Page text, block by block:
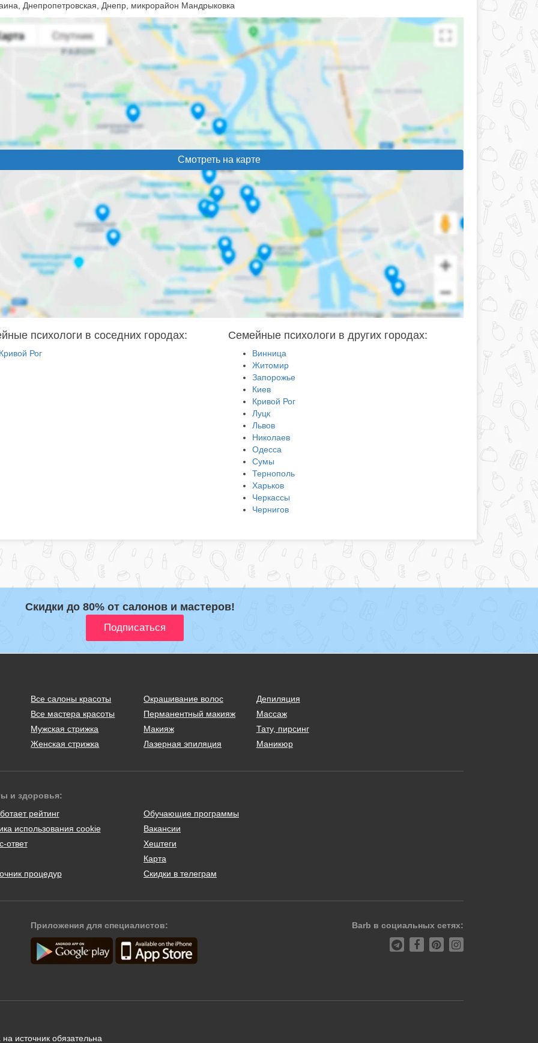
Днепропетровская, Днепр, микрорайон Мандрыковка
Смотреть на карте
психологи в соседних городах:
Рог
Семейные психологи в других городах:
Винница
Житомир
Запорожье
Киев
Кривой Рог
Луцк
Львов
Николаев
Одесса
Сумы
Тернополь
Харьков
Черкассы
Чернигов
Скидки до 80% от салонов и мастеров!
Все салоны красоты
Все мастера красоты
Мужская стрижка
Женская стрижка
Окрашивание волос
Перманентный макияж
Макияж
Лазерная эпиляция
Депиляция
Массаж
Тату, пирсинг
Маникюр
и здоровья:
рейтинг
использования cookie
ответ
процедур
Обучающие программы
Вакансии
Хештеги
Карта
Скидки в телеграм
Приложения для специалистов: Barb в социальных сетях:
источник обязательна